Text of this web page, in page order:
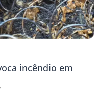
incêndio em